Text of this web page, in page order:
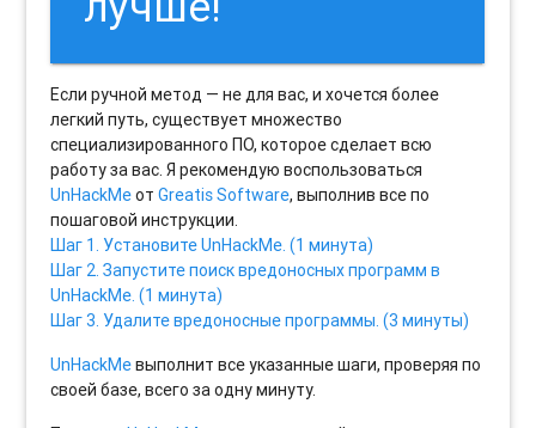
Если ручной метод — не для вас, и хочется более
легкий путь, существует множество
специализированного ПО, которое сделает всю
работу за вас. Я рекомендую воспользоваться
UnHackMeотGreatis Software, выполнив все по
пошаговой инструкции.
Шаг 1. Установите UnHackMe. (1 минута)
Шаг 2. Запустите поиск вредоносных программ в
UnHackMe. (1 минута)
Шаг 3. Удалите вредоносные программы. (3 минуты)
UnHackMeвыполнит все указанные шаги, проверяя по
своей базе, всего за одну минуту.